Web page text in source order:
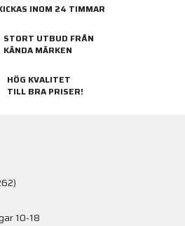
INOM 24 TIMMAR
STORT UTBUD FRÅN
KÄNDA MÄRKEN
HÖG KVALITET
TILL BRA PRISER!
10-18